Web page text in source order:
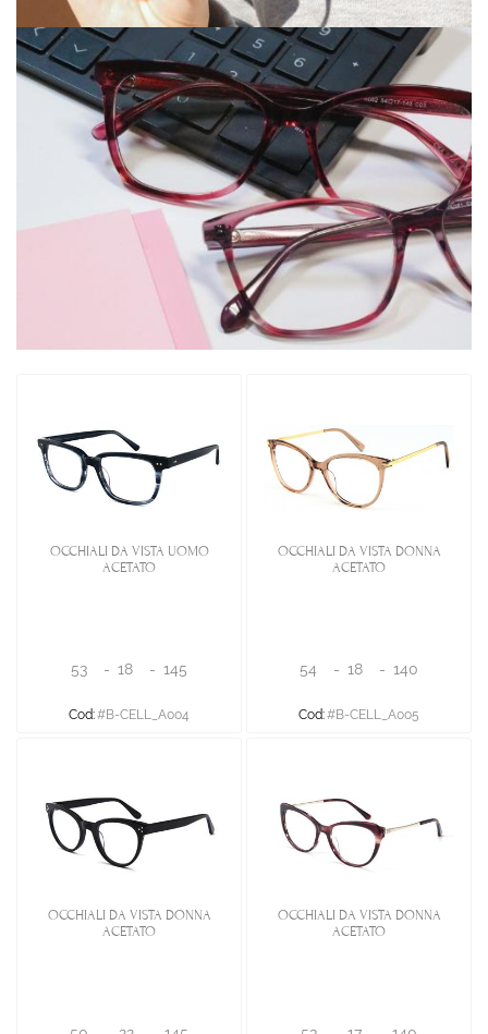
OCCHIALI DA VISTA UOMO
ACETATO
53 - 18 - 145
Cod:#B-CELL_A004
OCCHIALI DA VISTA DONNA
ACETATO
54 - 18 - 140
Cod:#B-CELL_A005
OCCHIALI DA VISTA DONNA
ACETATO
OCCHIALI DA VISTA DONNA
ACETATO